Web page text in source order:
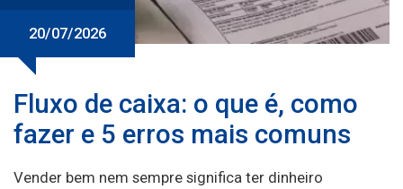
20/07/2026
Fluxo de caixa: o que é, como
fazer e 5 erros mais comuns
Vender bem nem sempre significa ter dinheiro